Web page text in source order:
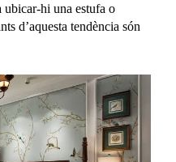
ubicar-hi una estufa o
d’aquesta tendència són